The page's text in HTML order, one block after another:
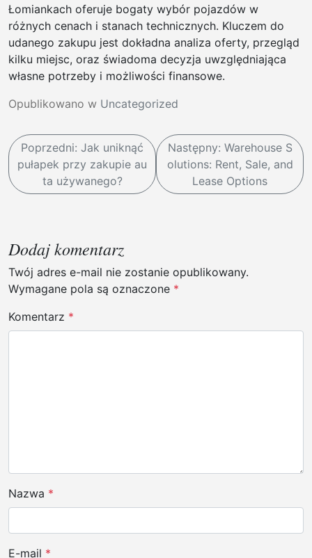
Łomiankach oferuje bogaty wybór pojazdów w
różnych cenach i stanach technicznych. Kluczem do
udanego zakupu jest dokładna analiza oferty, przegląd
kilku miejsc, oraz świadoma decyzja uwzględniająca
własne potrzeby i możliwości finansowe.
Opublikowano w Uncategorized
N
w
a
c
j
a
w
Poprzedni: Jak uniknąć
pułapek przy zakupie au
ta używanego?
Następny: Warehouse S
olutions: Rent, Sale, and
Lease Options
Dodaj komentarz
Twój adres e-mail nie zostanie opublikowany.
Wymagane pola są oznaczone *
Komentarz *
Nazwa *
E-mail *